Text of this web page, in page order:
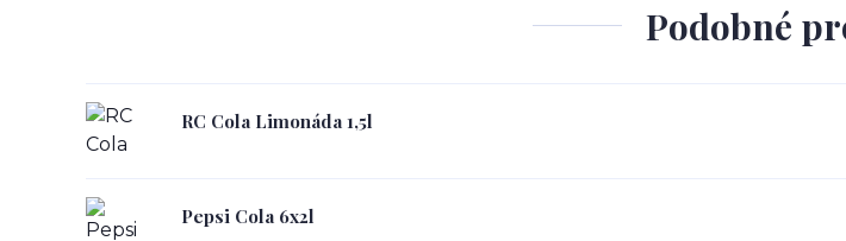
Podobné
RC Cola Limonáda 1,5l
Pepsi Cola 6x2l